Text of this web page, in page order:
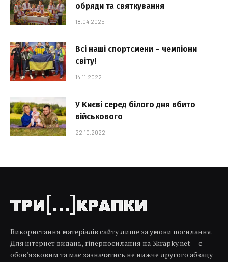
обряди та святкування
18.04.2025
Всі наші спортсмени – чемпіони
світу!
14.11.2022
У Києві серед білого дня вбито
військового
22.10.2022
Використання матеріалів сайту лише за умови посилання.
Для інтернет видань, гіперпосилання на 3krapky.net — є
обов’язковим та має зазначатись не нижче другого абзацу